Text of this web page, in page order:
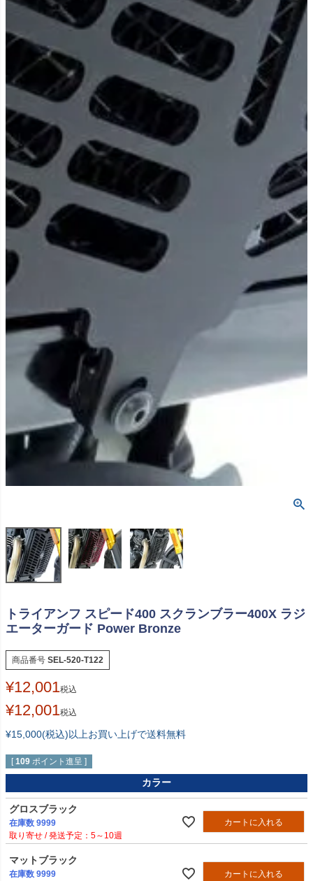
トライアンフ スピード400 スクランブラー400X ラジ
エーターガード Power Bronze
商品番号 SEL-520-T122
¥12,001税込
¥12,001税込
¥15,000(税込)以上お買い上げで送料無料
[ 109 ポイント進呈 ]
カラー
グロスブラック
在庫数 9999
5～10週
カートに入れる
マットブラック
在庫数 9999 カートに入れる